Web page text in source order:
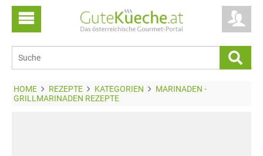
HOME REZEPTE KATEGORIEN
MARINADEN -
GRILLMARINADEN REZEPTE